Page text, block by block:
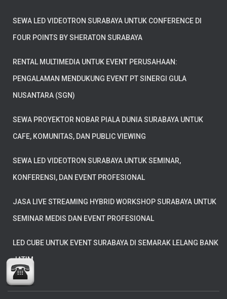
SEWA LED VIDEOTRON SURABAYA UNTUK CONFERENCE DI
FOUR POINTS BY SHERATON SURABAYA
RENTAL MULTIMEDIA UNTUK EVENT PERUSAHAAN:
PENGALAMAN MENDUKUNG EVENT PT SINERGI GULA
NUSANTARA (SGN)
SEWA PROYEKTOR NOBAR PIALA DUNIA SURABAYA UNTUK
CAFE, KOMUNITAS, DAN PUBLIC VIEWING
SEWA LED VIDEOTRON SURABAYA UNTUK SEMINAR,
KONFERENSI, DAN EVENT PROFESIONAL
JASA LIVE STREAMING HYBRID WORKSHOP SURABAYA UNTUK
SEMINAR MEDIS DAN EVENT PROFESIONAL
LED CUBE UNTUK EVENT SURABAYA DI SEMARAK LELANG BANK
JATIM